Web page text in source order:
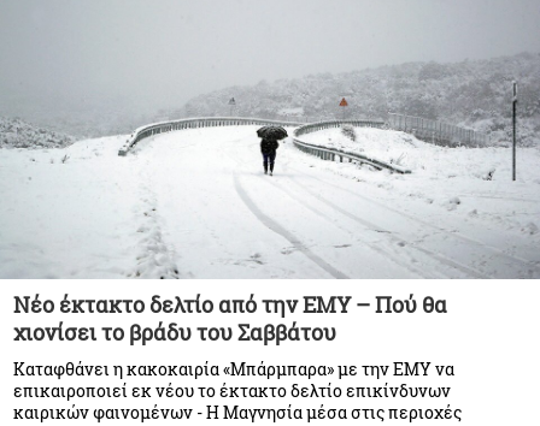
Nέο έκτακτο δελτίο από την ΕΜΥ – Πού θα
χιονίσει το βράδυ του Σαββάτου
Καταφθάνει η κακοκαιρία «Μπάρμπαρα» με την ΕΜΥ να
επικαιροποιεί εκ νέου το έκτακτο δελτίο επικίνδυνων
καιρικών φαινομένων - Η Μαγνησία μέσα στις περιοχές